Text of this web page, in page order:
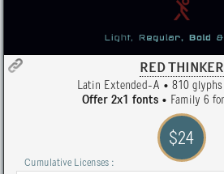
RED THINKER
Latin Extended-A • 810
Offer 2x1 fonts • Family 6
$24
Cumulative Licenses :